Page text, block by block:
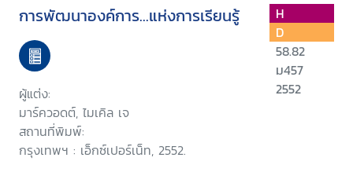
การพัฒนาองค์การ...แห่งการเรียนรู้
ผู้แต่ง:
มาร์ควอดต์, ไมเคิล เจ
สถานที่พิมพ์:
กรุงเทพฯ : เอ็กซ์เปอร์เน็ท, 2552.
H
D
58.82
ม457
2552